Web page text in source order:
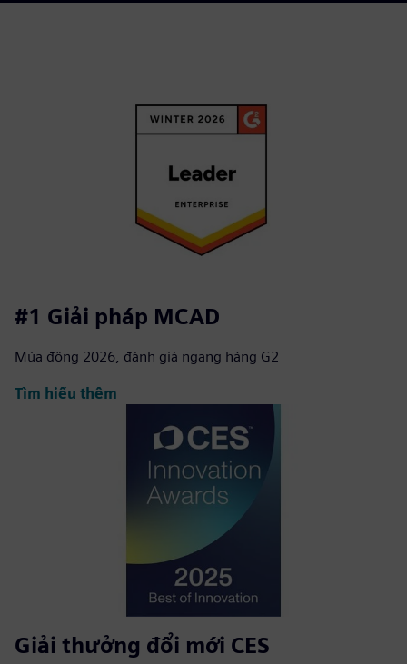
#1 Giải pháp MCAD
Mùa đông 2026, đánh giá ngang hàng G2
Tìm hiểu thêm
Giải thưởng đổi mới CES